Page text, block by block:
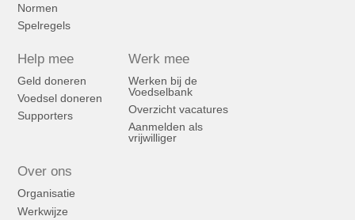
Normen
Spelregels
Help mee
Geld doneren
Voedsel doneren
Supporters
Werk mee
Werken bij de
Voedselbank
Overzicht vacatures
Aanmelden als
vrijwilliger
Over ons
Organisatie
Werkwijze